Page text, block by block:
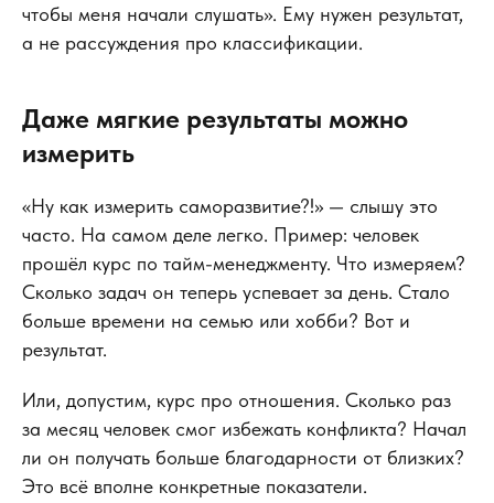
чтобы меня начали слушать». Ему нужен результат,
а не рассуждения про классификации.
Даже мягкие результаты можно
измерить
«Ну как измерить саморазвитие?!» — слышу это
часто. На самом деле легко. Пример: человек
прошёл курс по тайм-менеджменту. Что измеряем?
Сколько задач он теперь успевает за день. Стало
больше времени на семью или хобби? Вот и
результат.
Или, допустим, курс про отношения. Сколько раз
за месяц человек смог избежать конфликта? Начал
ли он получать больше благодарности от близких?
Это всё вполне конкретные показатели.